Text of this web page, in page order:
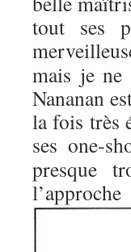
tout ses
mais je ne
Nananan
la fois très
ses one-
presque